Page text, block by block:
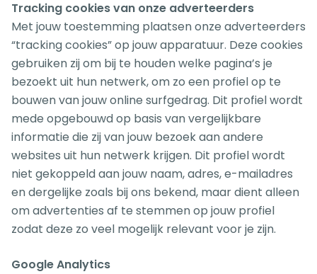
Tracking cookies van onze adverteerders
Met jouw toestemming plaatsen onze adverteerders
“tracking cookies” op jouw apparatuur. Deze cookies
gebruiken zij om bij te houden welke pagina’s je
bezoekt uit hun netwerk, om zo een profiel op te
bouwen van jouw online surfgedrag. Dit profiel wordt
mede opgebouwd op basis van vergelijkbare
informatie die zij van jouw bezoek aan andere
websites uit hun netwerk krijgen. Dit profiel wordt
niet gekoppeld aan jouw naam, adres, e-mailadres
en dergelijke zoals bij ons bekend, maar dient alleen
om advertenties af te stemmen op jouw profiel
zodat deze zo veel mogelijk relevant voor je zijn.
Google Analytics